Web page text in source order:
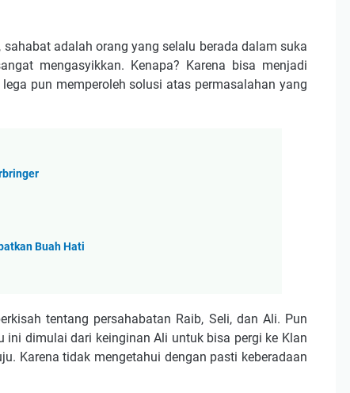
adalah orang yang selalu berada dalam suka
mengasyikkan. Kenapa? Karena bisa menjadi
pun memperoleh solusi atas permasalahan yang
Buah Hati
tentang persahabatan Raib, Seli, dan Ali. Pun
dimulai dari keinginan Ali untuk bisa pergi ke Klan
Karena tidak mengetahui dengan pasti keberadaan